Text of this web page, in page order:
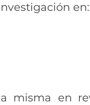
en:
misma en